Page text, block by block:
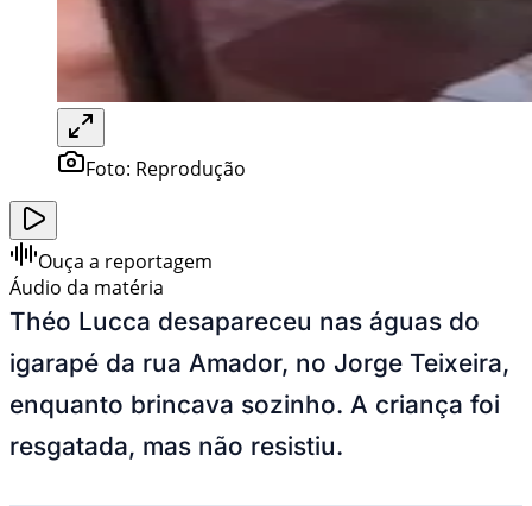
Foto: Reprodução
Ouça a reportagem
Áudio da matéria
Théo Lucca desapareceu nas águas do
igarapé da rua Amador, no Jorge Teixeira,
enquanto brincava sozinho. A criança foi
resgatada, mas não resistiu.